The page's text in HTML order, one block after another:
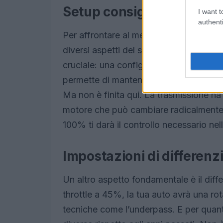
I want
Setup consigliato per F1
Per affrontare al meglio il circuito di
diversi aspetti del setup. Ad esempio,
cruciale: una configurazione di 30 per
permette di mantenere la velocità e la
Ma non è finita qui. La trasmissione
motore che può cambiare
100% ti darà il controllo necessario
Impostazioni di
Un altro aspetto fondamentale è il
throttle a 45%, la tua auto avrà una
tecniche come l’underpass. E per